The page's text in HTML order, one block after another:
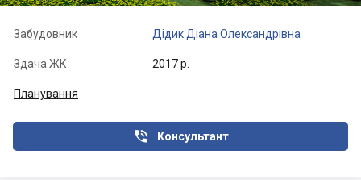
Забудовник Дідик Діана Олександрівна
Здача ЖК 2017 р.
Планування
Консультант
